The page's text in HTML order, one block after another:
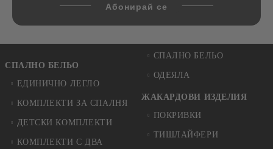
СПАЛНО БЕЛЬО
ЕДИНИЧНО ЛЕГЛО
КОМПЛЕКТИ ЗА СПАЛНЯ
ДЕТСКИ КОМПЛЕКТИ
КОМПЛЕКТИ С ДВА
СПАЛНО БЕЛЬО
ОДЕЯЛА
ЖАКАРДОВИ ИЗДЕЛИЯ
ПОКРИВКИ
ТИШЛАЙФЕРИ